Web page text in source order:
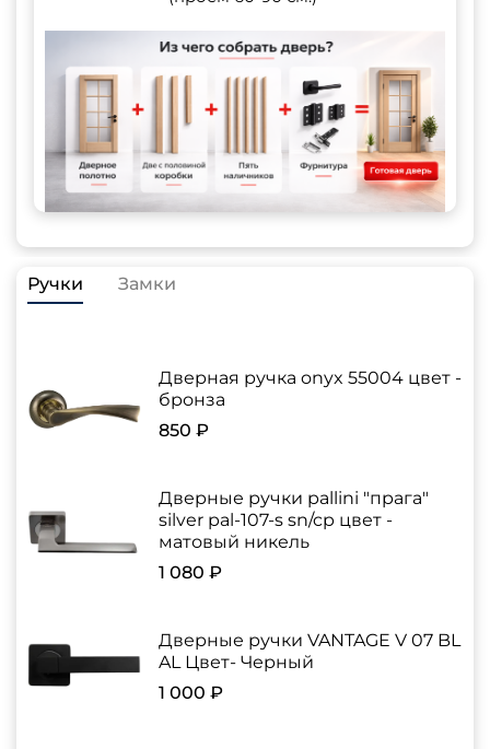
Ручки Замки
Дверная ручка onyx 55004 цвет -
бронза
850 ₽
Дверные ручки pallini "прага"
silver pal-107-s sn/cp цвет -
матовый никель
1 080 ₽
Дверные ручки VANTAGE V 07 BL
AL Цвет- Черный
1 000 ₽